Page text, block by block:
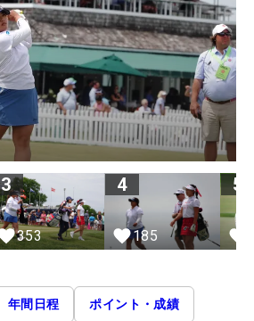
3
353
4
185
5
年間日程 ポイント・成績